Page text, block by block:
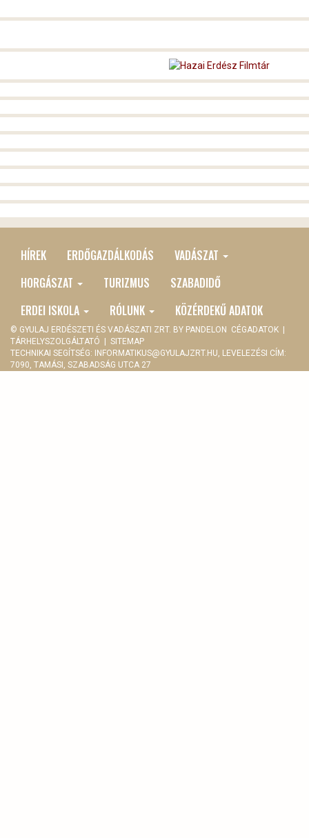
MAIN
MENU
HÍREK ERDŐGAZDÁLKODÁS
VADÁSZAT
HORGÁSZAT
TURIZMUS
SZABADIDŐ
ERDEI ISKOLA
RÓLUNK KÖZÉRDEKŰ ADATOK
© GYULAJ ERDÉSZETI ÉS VADÁSZATI ZRT. BY PANDELON CÉGADATOK |
TÁRHELYSZOLGÁLTATÓ | SITEMAP
TECHNIKAI SEGÍTSÉG: INFORMATIKUS@GYULAJZRT.HU, LEVELEZÉSI CÍM:
7090, TAMÁSI, SZABADSÁG UTCA 27